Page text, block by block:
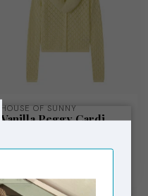
HOUSE OF SUNNY
Vanilla Peggy Cardi
€149,95 €119,00